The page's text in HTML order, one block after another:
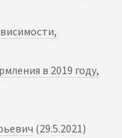
в 2019 году,
(29.5.2021)